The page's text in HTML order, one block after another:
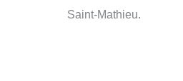
Saint-Mathieu.